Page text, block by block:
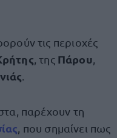
τις περιοχές
, της Πάρου
παρέχουν τη
, που σημαίνει πως